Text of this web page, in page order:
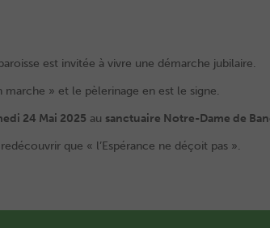
est invitée à vivre une démarche jubilaire.
» et le pèlerinage en est le signe.
24 Mai 2025 au sanctuaire Notre-Dame de
que « l’Espérance ne déçoit pas ».